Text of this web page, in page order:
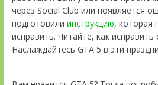
через Social Club или появляется
подготовили инструкцию, которая
исправить. Читайте, как исправить
Наслаждайтесь GTA 5 в эти